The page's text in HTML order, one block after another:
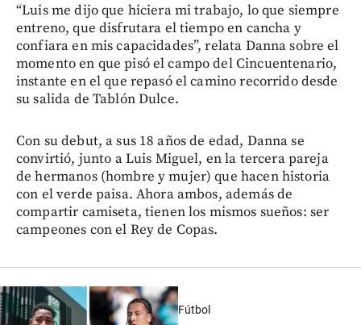
“Luis me dijo que hiciera mi trabajo, lo que siempre
entreno, que disfrutara el tiempo en cancha y
confiara en mis capacidades”, relata Danna sobre el
momento en que pisó el campo del Cincuentenario,
instante en el que repasó el camino recorrido desde
su salida de Tablón Dulce.
Con su debut, a sus 18 años de edad, Danna se
convirtió, junto a Luis Miguel, en la tercera pareja
de hermanos (hombre y mujer) que hacen historia
con el verde paisa. Ahora ambos, además de
compartir camiseta, tienen los mismos sueños: ser
campeones con el Rey de Copas.
Fútbol